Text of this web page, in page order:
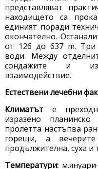
представляват
находището са
единият поради
окончателно.
от 126 до 637 m. Три
води. Между
сондажите и
взаимодействие.
Естествени лечебни
Климатът е
изразено
пролетта настъпва
горещи, а
продължителна, суха и
Температури: